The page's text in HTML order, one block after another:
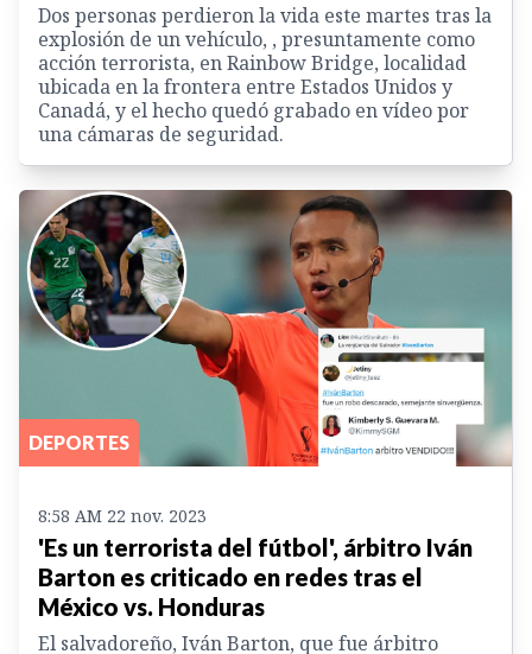
Dos personas perdieron la vida este martes tras la
explosión de un vehículo, , presuntamente como
acción terrorista, en Rainbow Bridge, localidad
ubicada en la frontera entre Estados Unidos y
Canadá, y el hecho quedó grabado en vídeo por
una cámaras de seguridad.
DEPORTES
8:58 AM 22 nov. 2023
'Es un terrorista del fútbol', árbitro Iván
Barton es criticado en redes tras el
México vs. Honduras
El salvadoreño, Iván Barton, que fue árbitro